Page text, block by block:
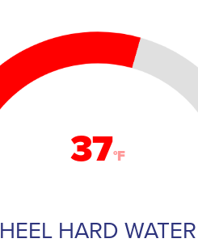
37°F
HEEL HARD WATER